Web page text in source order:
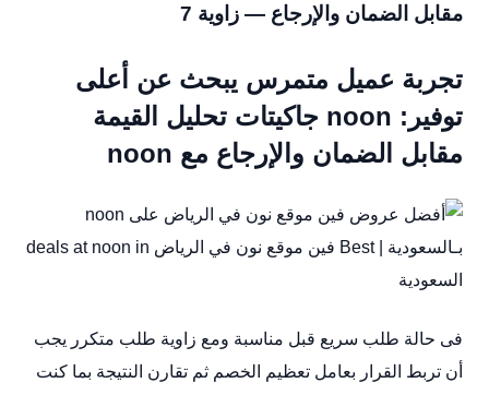
مقابل الضمان والإرجاع — زاوية 7
تجربة عميل متمرس يبحث عن أعلى
توفير: noon جاكيتات تحليل القيمة
مقابل الضمان والإرجاع مع noon
فى حالة طلب سريع قبل مناسبة ومع زاوية طلب متكرر يجب
أن تربط القرار بعامل تعظيم الخصم ثم تقارن النتيجة بما كنت